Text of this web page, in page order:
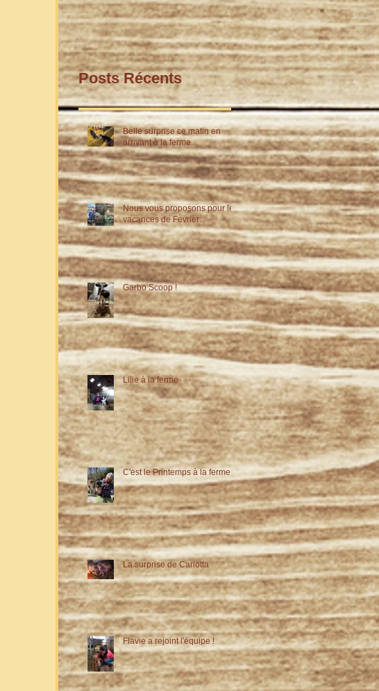
Posts Récents
Belle surprise ce matin en
arrivant à la ferme.
Nous vous proposons pour les
vacances de Fevrier:
Garbo Scoop !
Lilie à la ferme
C'est le Printemps à la ferme !
La surprise de Carlotta
Flavie a rejoint l'équipe !